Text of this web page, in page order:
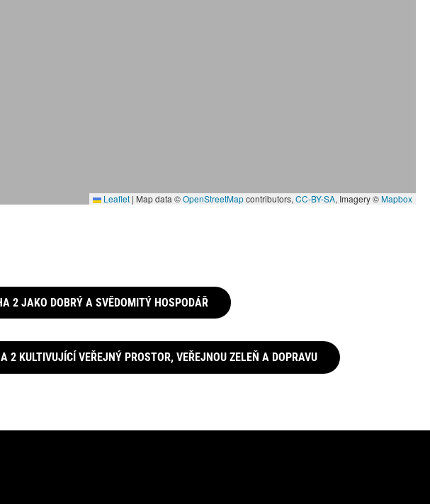
Leaflet | Map data ©OpenStreetMapcontributors, CC-BY-SA, Imagery ©Mapbox
2 JAKO DOBRÝ A SVĚDOMITÝ HOSPODÁŘ
2 KULTIVUJÍCÍ VEŘEJNÝ PROSTOR, VEŘEJNOU ZELEŇ A DOPRAVU